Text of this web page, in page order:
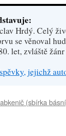
Hrdý. Celý
se věnoval
let, zvláště
jejichž
(sbírka